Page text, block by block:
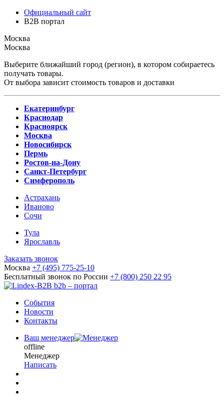
Официальный сайт
B2B портал
Москва
Москва
Выберите ближайший город (регион), в котором собираетесь
получать товары.
От выбора зависит стоимость товаров и доставки
Екатеринбург
Краснодар
Красноярск
Москва
Новосибирск
Пермь
Ростов-на-Дону
Санкт-Петербург
Симферополь
Астрахань
Иваново
Сочи
Тула
Ярославль
Заказать звонок
Москва +7 (495) 775-25-10
Бесплатный звонок по России +7 (800) 250 22 95
b2b – портал
События
Новости
Контакты
Ваш менеджер
offline
Менеджер
Написать